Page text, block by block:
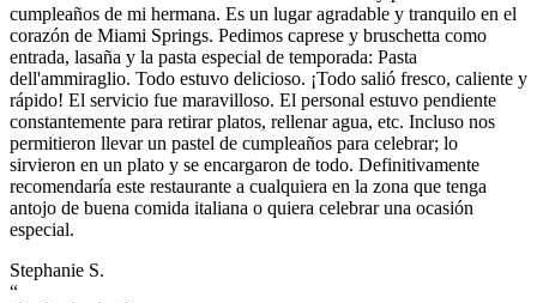
cumpleaños de mi hermana. Es un lugar agradable y tranquilo en el
corazón de Miami Springs. Pedimos caprese y bruschetta como
entrada, lasaña y la pasta especial de temporada: Pasta
dell'ammiraglio. Todo estuvo delicioso. ¡Todo salió fresco, caliente y
rápido! El servicio fue maravilloso. El personal estuvo pendiente
constantemente para retirar platos, rellenar agua, etc. Incluso nos
permitieron llevar un pastel de cumpleaños para celebrar; lo
sirvieron en un plato y se encargaron de todo. Definitivamente
recomendaría este restaurante a cualquiera en la zona que tenga
antojo de buena comida italiana o quiera celebrar una ocasión
especial.
Stephanie S.
“